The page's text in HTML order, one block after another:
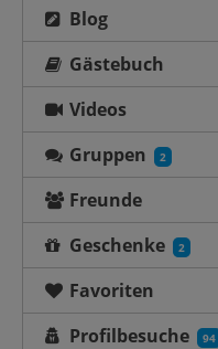
Blog
Gästebuch
Videos
Gruppen
2
Freunde
Geschenke
2
Favoriten
Profilbesuche
94